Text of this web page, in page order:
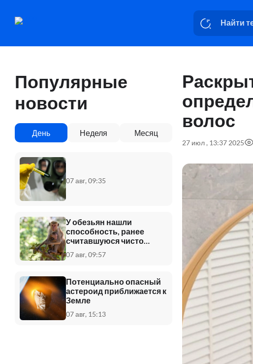
Популярные
новости
День Неделя Месяц
07 авг, 09:35
У обезьян нашли
способность, ранее
считавшуюся чисто
человеческой
07 авг, 09:57
Потенциально опасный
астероид приближается к
Земле
07 авг, 15:13
волос
27 июл , 13:37 2025